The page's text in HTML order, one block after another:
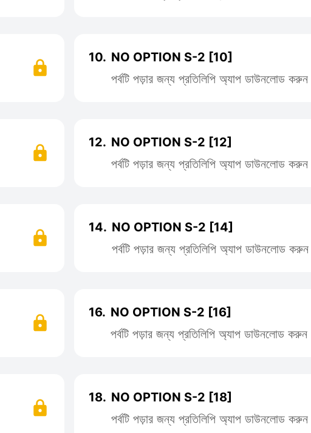
10. NO OPTION S-2 [10]
পর্বটি পড়ার জন্য প্রতিলিপি অ্যাপ ডাউনলোড করুন
12. NO OPTION S-2 [12]
পর্বটি পড়ার জন্য প্রতিলিপি অ্যাপ ডাউনলোড করুন
14. NO OPTION S-2 [14]
পর্বটি পড়ার জন্য প্রতিলিপি অ্যাপ ডাউনলোড করুন
16. NO OPTION S-2 [16]
পর্বটি পড়ার জন্য প্রতিলিপি অ্যাপ ডাউনলোড করুন
18. NO OPTION S-2 [18]
পর্বটি পড়ার জন্য প্রতিলিপি অ্যাপ ডাউনলোড করুন